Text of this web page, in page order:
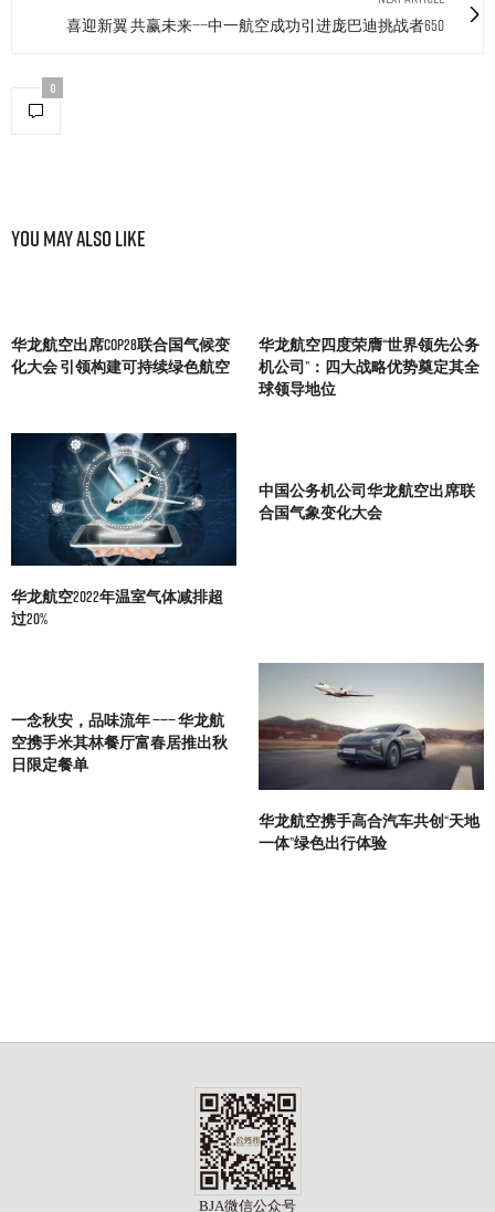
喜迎新翼 共赢未来——中一航空成功引进庞巴迪挑战者650
0
You May Also Like
华龙航空出席COP28联合国气候变
化大会 引领构建可持续绿色航空
华龙航空四度荣膺“世界领先公务
机公司”：四大战略优势奠定其全
球领导地位
华龙航空2022年温室气体减排超
过20%
中国公务机公司华龙航空出席联
合国气象变化大会
一念秋安，品味流年 ——— 华龙航
空携手米其林餐厅富春居推出秋
日限定餐单
华龙航空携手高合汽车共创“天地
一体”绿色出行体验